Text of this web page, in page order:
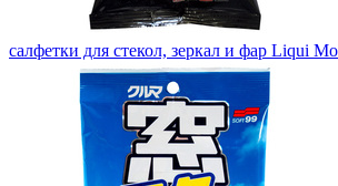
салфетки для стекол, зеркал и фар Liqui